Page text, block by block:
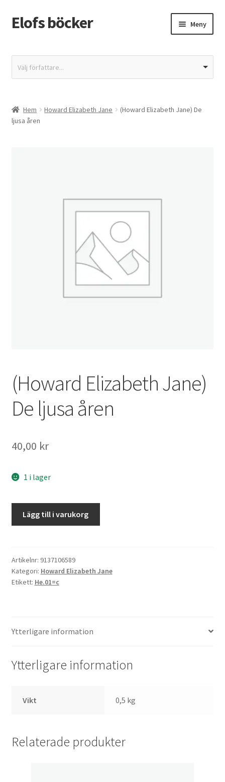
Hoppa
till
Hoppa
till
Elofs böcker Meny
Återbetalnings- och returpolicy
Integritetspolicy
Välj författare...
Hem Howard Elizabeth Jane
(Howard Elizabeth Jane) De
ljusa åren
(Howard Elizabeth Jane)
De ljusa åren
40,00 kr
1 i lager
Lägg till i varukorg
Artikelnr: 9137106589
Kategori: Howard Elizabeth Jane
Etikett: He.01=c
Ytterligare information
Ytterligare information
Vikt 0,5 kg
Relaterade produkter